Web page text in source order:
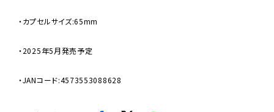
・カプセルサイズ:65mm
・2025年5月発売予定
・JANコード:4573553088628